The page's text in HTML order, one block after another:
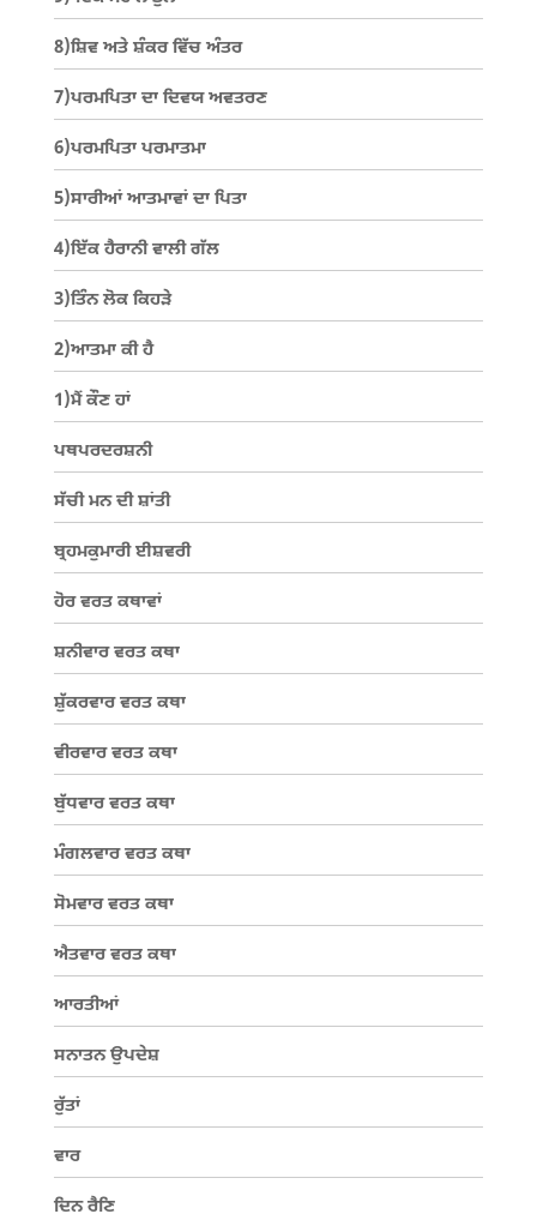
8)ਸ਼ਿਵ ਅਤੇ ਸ਼ੰਕਰ ਵਿੱਚ ਅੰਤਰ
7)ਪਰਮਪਿਤਾ ਦਾ ਦਿਵਯ ਅਵਤਰਣ
6)ਪਰਮਪਿਤਾ ਪਰਮਾਤਮਾ
5)ਸਾਰੀਆਂ ਆਤਮਾਵਾਂ ਦਾ ਪਿਤਾ
4)ਇੱਕ ਹੈਰਾਨੀ ਵਾਲੀ ਗੱਲ
3)ਤਿੰਨ ਲੋਕ ਕਿਹੜੇ
2)ਆਤਮਾ ਕੀ ਹੈ
1)ਮੈਂ ਕੌਣ ਹਾਂ
ਪਥਪਰਦਰਸ਼ਨੀ
ਸੱਚੀ ਮਨ ਦੀ ਸ਼ਾਂਤੀ
ਬ੍ਰਹਮਕੁਮਾਰੀ ਈਸ਼ਵਰੀ
ਹੋਰ ਵਰਤ ਕਥਾਵਾਂ
ਸ਼ਨੀਵਾਰ ਵਰਤ ਕਥਾ
ਸ਼ੁੱਕਰਵਾਰ ਵਰਤ ਕਥਾ
ਵੀਰਵਾਰ ਵਰਤ ਕਥਾ
ਬੁੱਧਵਾਰ ਵਰਤ ਕਥਾ
ਮੰਗਲਵਾਰ ਵਰਤ ਕਥਾ
ਸੋਮਵਾਰ ਵਰਤ ਕਥਾ
ਐਤਵਾਰ ਵਰਤ ਕਥਾ
ਆਰਤੀਆਂ
ਸਨਾਤਨ ਉਪਦੇਸ਼
ਰੁੱਤਾਂ
ਵਾਰ
ਦਿਨ ਰੈਣਿ